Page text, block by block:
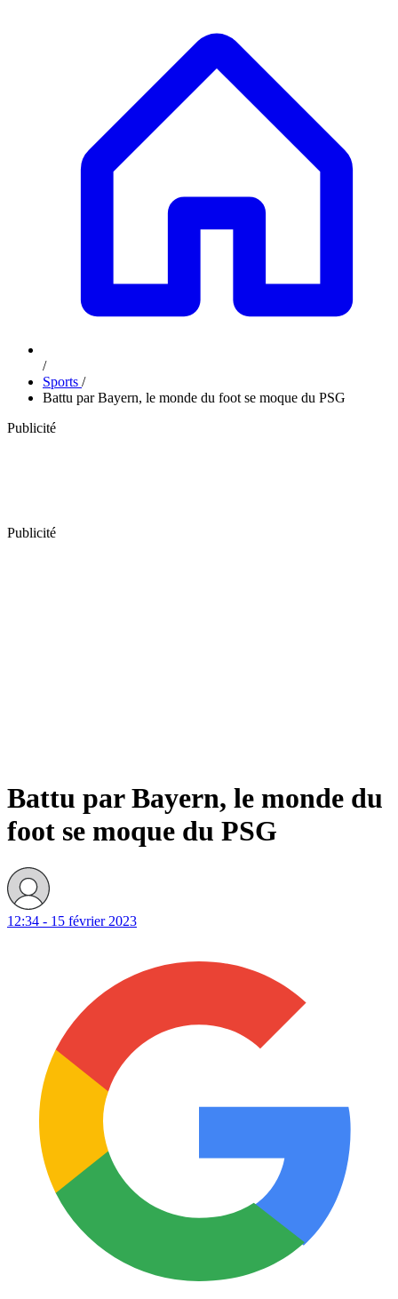
/
Sports /
Battu par Bayern, le monde du foot se moque du PSG
Publicité
Publicité
Battu par Bayern, le monde du
foot se moque du PSG
12:34 - 15 février 2023